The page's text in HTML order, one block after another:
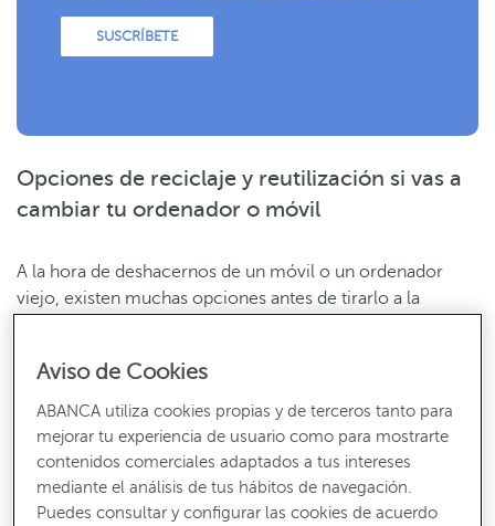
SUSCRÍBETE
Opciones de reciclaje y reutilización si vas a
cambiar tu ordenador o móvil
A la hora de deshacernos de un móvil o un ordenador
viejo, existen muchas opciones antes de tirarlo a la
hasta encargarnos nosotros mismos aprovechando las
opciones que incluyen muchos dispositivos electrónicos.
A continuación, te explicamos qué medidas existen para
deshacerte de tu móvil de forma sostenible, ¡y segura!
Aviso de Cookies
ABANCA utiliza cookies propias y de terceros tanto para
mejorar tu experiencia de usuario como para mostrarte
contenidos comerciales adaptados a tus intereses
mediante el análisis de tus hábitos de navegación.
Puedes consultar y configurar las cookies de acuerdo